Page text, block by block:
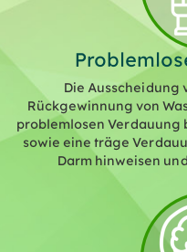
Die Ausscheidung
Rückgewinnung von
problemlosen Verdauung
sowie eine träge
Darm hinweisen